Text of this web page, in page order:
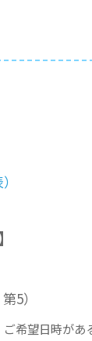
5）
希望日時があ